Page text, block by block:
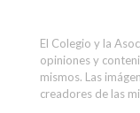
El Colegio y la
opiniones y
mismos. Las
creadores de las